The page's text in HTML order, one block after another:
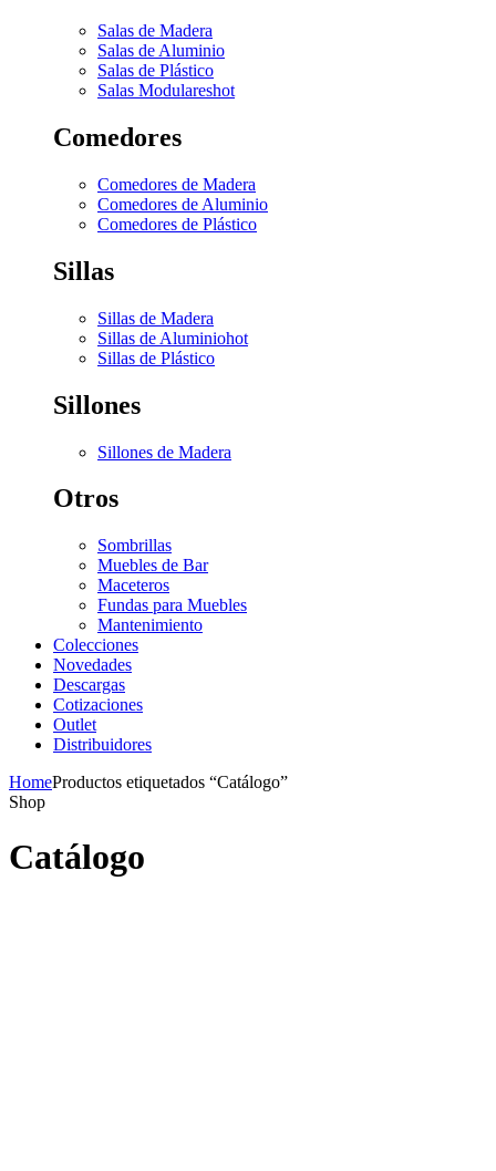
Salas de Madera
Salas de Aluminio
Salas de Plástico
Salas Modulareshot
Comedores
Comedores de Madera
Comedores de Aluminio
Comedores de Plástico
Sillas
Sillas de Madera
Sillas de Aluminiohot
Sillas de Plástico
Sillones
Sillones de Madera
Otros
Sombrillas
Muebles de Bar
Maceteros
Fundas para Muebles
Mantenimiento
Colecciones
Novedades
Descargas
Cotizaciones
Outlet
Distribuidores
HomeProductos etiquetados “Catálogo”
Shop
Catálogo